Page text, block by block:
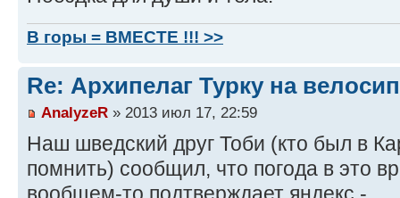
В горы = ВМЕСТЕ !!! >>
Re: Архипелаг Турку на
AnalyzeR » 2013 июл 17, 22:59
Наш шведский друг Тоби (кто был в
помнить) сообщил, что погода в это